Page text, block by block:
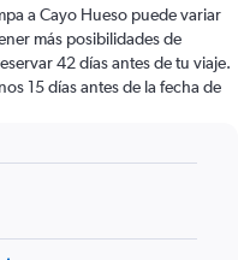
a Cayo Hueso puede variar
más posibilidades de
42 días antes de tu viaje.
15 días antes de la fecha de